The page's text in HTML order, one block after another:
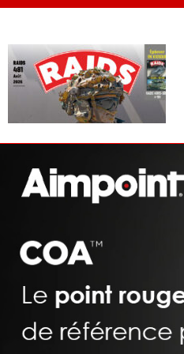
Panneau de gestion des cookies